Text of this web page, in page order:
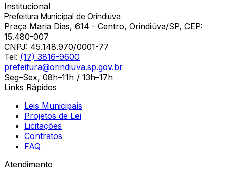
Institucional
Prefeitura Municipal de Orindiúva
Praça Maria Dias, 614 - Centro, Orindiúva/SP, CEP:
15.480-007
CNPJ: 45.148.970/0001-77
Tel: (17) 3816-9600
prefeitura@orindiuva.sp.gov.br
Seg–Sex, 08h–11h / 13h–17h
Links Rápidos
Leis Municipais
Projetos de Lei
Licitações
Contratos
FAQ
Atendimento